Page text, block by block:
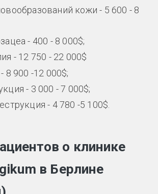
кожи - 5 600 - 8
- 400 - 8 000$;
- 12 750 - 22 000$
8 900 -12 000$;
- 3 000 - 7 000$;
- 4 780 -5 100$.
о клинике
в Берлине